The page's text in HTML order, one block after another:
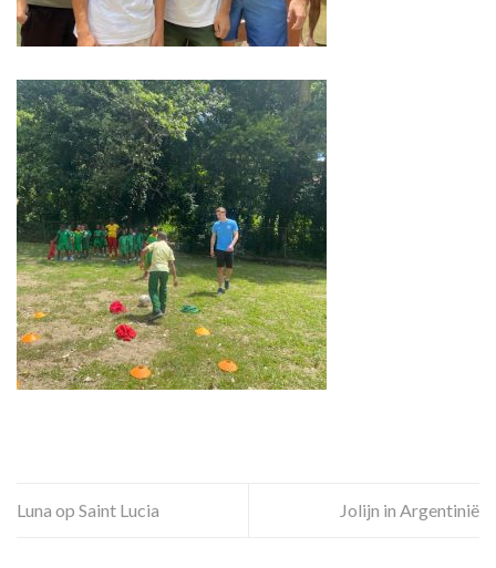
Luna op Saint Lucia Jolijn in Argentinië